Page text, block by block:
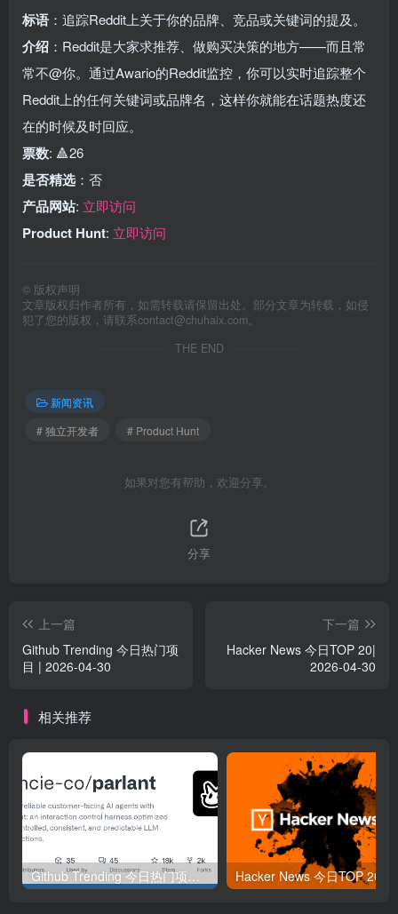
标语 ：追踪Reddit上关于你的品牌、竞品或关键词的提及。
介绍 ：Reddit是大家求推荐、做购买决策的地方——而且常
常不@你。通过Awario的Reddit监控，你可以实时追踪整个
Reddit上的任何关键词或品牌名，这样你就能在话题热度还
在的时候及时回应。
票数: 🔺26
是否精选 ：否
产品网站: 立即访问
Product Hunt: 立即访问
© 版权声明
文章版权归作者所有，如需转载请保留出处。部分文章为转载，如侵
犯了您的版权，请联系contact@chuhaix.com。
THE END
新闻资讯
# 独立开发者
# Product Hunt
如果对您有帮助，欢迎分享。
分享
上一篇
Github Trending 今日热门项
目 | 2026-04-30
下一篇
Hacker News 今日TOP 20|
2026-04-30
相关推荐
Github Trending 今日热门项目 | 2025-09-06